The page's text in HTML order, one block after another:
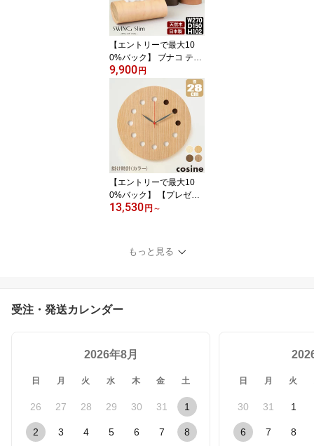
【エントリーで最大10
0%バック】 ブナコ ティ
ッシュケース スウィング
スリム BUNACO SWING
Slim IB-T2391 IB-T2392 I
B-T2396 IB-T2397 ティ
ッシュボックス 木製
9,900 円
【エントリーで最大10
0%バック】 【プレゼン
ト付】 置時計・掛け時計
ラム)オーダー CW-01CM
-MG CW-01CN-MG CW-
祝い 開業祝い 送料無料
13,530 円 ～
もっと見る
受注・発送カレンダー
2026年8月
日 月 火 水 木 金 土
26 27 28 29 30 31 1
2 3 4 5 6 7 8
日 月 火
30 31 1
6 7 8